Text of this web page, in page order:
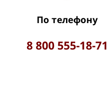
По телефону
8 800 555-18-71